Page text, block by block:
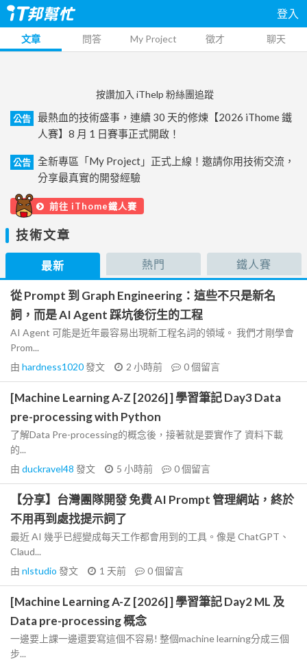
登入
文章 問答 My Project 徵才 聊天
按讚加入 iThelp 粉絲團追蹤
公告
最熱血的技術盛事，連續 30 天的修煉【2026 iThome 鐵
人賽】8 月 1 日賽事正式開啟！
公告
全新專區「My Project」正式上線！邀請你用技術交流，
分享最真實的開發經驗
前往 iThome鐵人賽
技術文章
最新 熱門 鐵人賽
從 Prompt 到 Graph Engineering：這些不只是新名
詞，而是 AI Agent 踩坑後衍生的工程
AI Agent 可能是近年最容易出現新工程名詞的領域。 我們才剛學會
Prom...
由 hardness1020發文 2 小時前 0個留言
[Machine Learning A-Z [2026] ] 學習筆記 Day3 Data
pre-processing with Python
了解Data Pre-processing的概念後，接著就是要實作了 資料下載
的...
由 duckravel48 發文 5 小時前 0個留言
【分享】台灣團隊開發 免費 AI Prompt 管理網站，終於
不用再到處找提示詞了
最近 AI 幾乎已經變成每天工作都會用到的工具。像是 ChatGPT、
Claud...
由 nlstudio 發文 1 天前 0個留言
[Machine Learning A-Z [2026] ] 學習筆記 Day2 ML 及
Data pre-processing 概念
一邊要上課一邊還要寫這個不容易! 整個machine learning分成三個
步...